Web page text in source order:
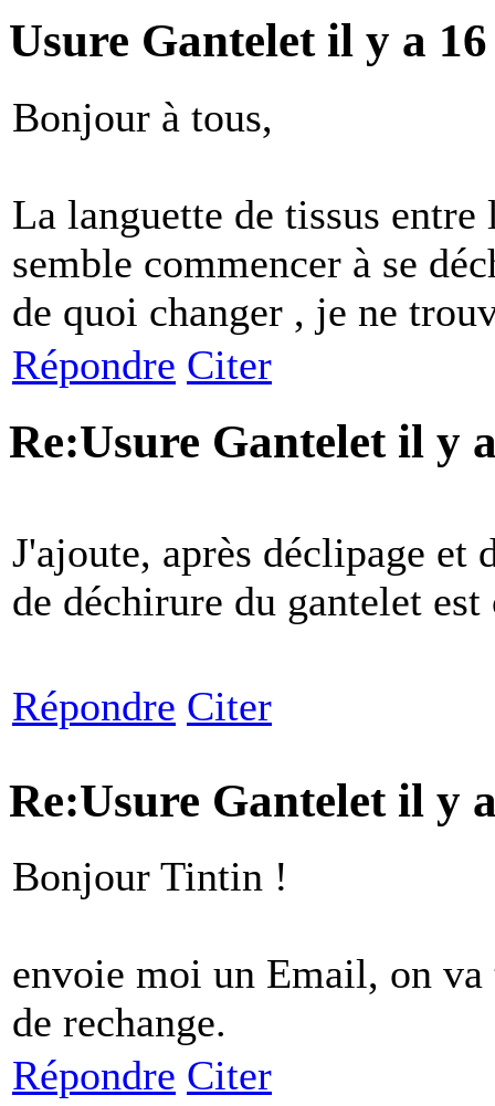
Usure Gantelet il y a
Bonjour à tous,
La languette de tissus
semble commencer à se
de quoi changer , je ne
Répondre Citer
Re:Usure Gantelet il y
J'ajoute, après déclipage et
de déchirure du gantelet
Répondre Citer
Re:Usure Gantelet il y
Bonjour Tintin !
envoie moi un Email, on
de rechange.
Répondre Citer